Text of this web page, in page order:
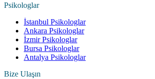
Psikologlar
İstanbul Psikologlar
Ankara Psikologlar
İzmir Psikologlar
Bursa Psikologlar
Antalya Psikologlar
Bize Ulaşın